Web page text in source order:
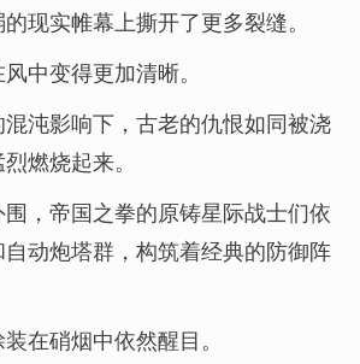
现实帷幕上撕开了更多裂缝。
中变得更加清晰。
沌影响下，古老的仇恨如同被浇
燃烧起来。
，帝国之拳的原铸星际战士们依
动炮塔群，构筑着经典的防御阵
在硝烟中依然醒目。